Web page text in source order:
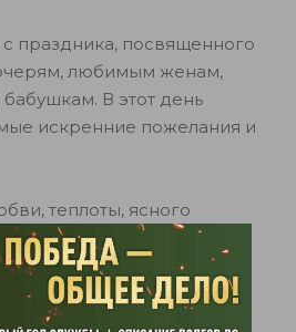
с праздника, посвященного
любимым женам,
В этот день
искренние пожелания и
теплоты, ясного
в ваших домах, радости,
вас будет сто причин для